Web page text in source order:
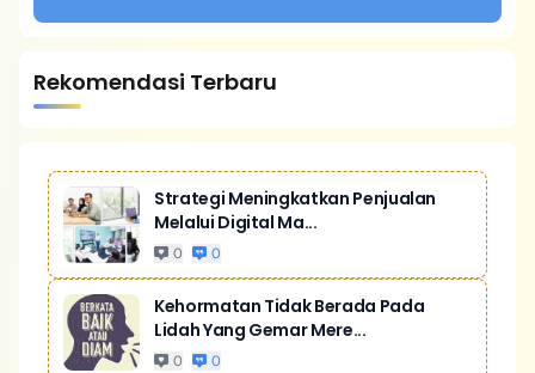
Rekomendasi Terbaru
Strategi Meningkatkan Penjualan
Melalui Digital Ma...
0 0
Kehormatan Tidak Berada Pada
Lidah Yang Gemar Mere...
0 0